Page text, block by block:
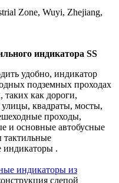
Zone, Wuyi, Zhejiang,
индикатора SS
удобно, индикатор
подземных проходах
таких как дороги,
квадраты, мосты,
проходы,
и основные автобусные
тактильные
индикаторы .
индикаторы из
слепой